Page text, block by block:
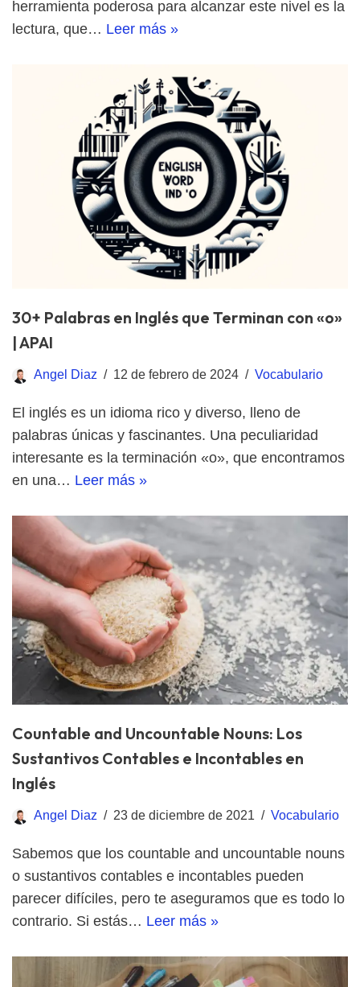
herramienta poderosa para alcanzar este nivel es la
lectura, que… Leer más »
30+ Palabras en Inglés que Terminan con «o»
| APAI
Angel Diaz 12 de febrero de 2024 Vocabulario
El inglés es un idioma rico y diverso, lleno de
palabras únicas y fascinantes. Una peculiaridad
interesante es la terminación «o», que encontramos
en una… Leer más »
Countable and Uncountable Nouns: Los
Sustantivos Contables e Incontables en
Inglés
Angel Diaz 23 de diciembre de 2021 Vocabulario
Sabemos que los countable and uncountable nouns
o sustantivos contables e incontables pueden
parecer difíciles, pero te aseguramos que es todo lo
contrario. Si estás… Leer más »